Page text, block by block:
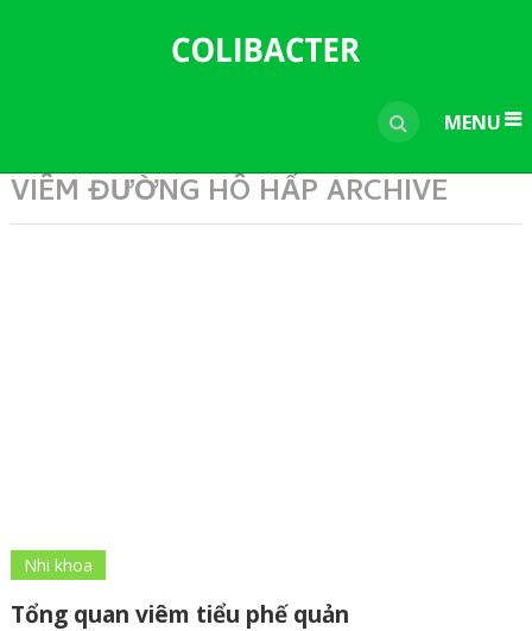
MENU
VIÊM ĐƯỜNG HÔ HẤP ARCHIVE
Tổng quan viêm tiểu phế quản
Nhi khoa